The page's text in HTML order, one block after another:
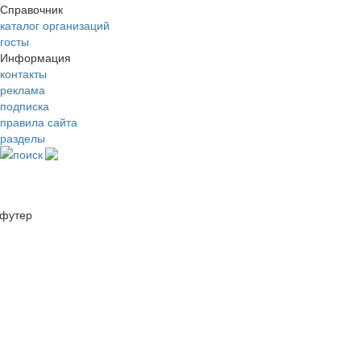
Справочник
каталог организаций
госты
Информация
контакты
реклама
подписка
правила сайта
разделы
поиск
футер